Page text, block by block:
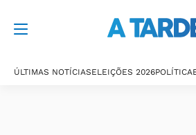
ÚLTIMAS NOTÍCIASELEIÇÕES 2026POLÍTICA